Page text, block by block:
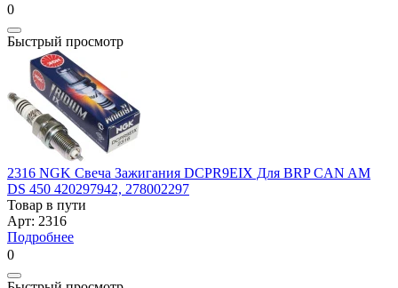
0
Быстрый просмотр
2316 NGK Свеча Зажигания DCPR9EIX Для BRP CAN AM
DS 450 420297942, 278002297
Товар в пути
Арт: 2316
Подробнее
0